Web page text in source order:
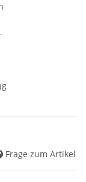
Frage zum Artikel